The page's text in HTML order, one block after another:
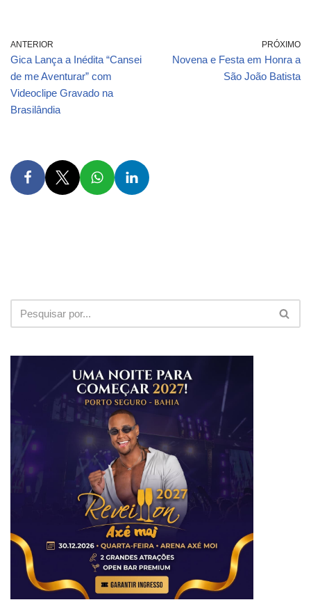
ANTERIOR
Gica Lança a Inédita “Cansei
de me Aventurar” com
Videoclipe Gravado na
Brasilândia
PRÓXIMO
Novena e Festa em Honra a
São João Batista